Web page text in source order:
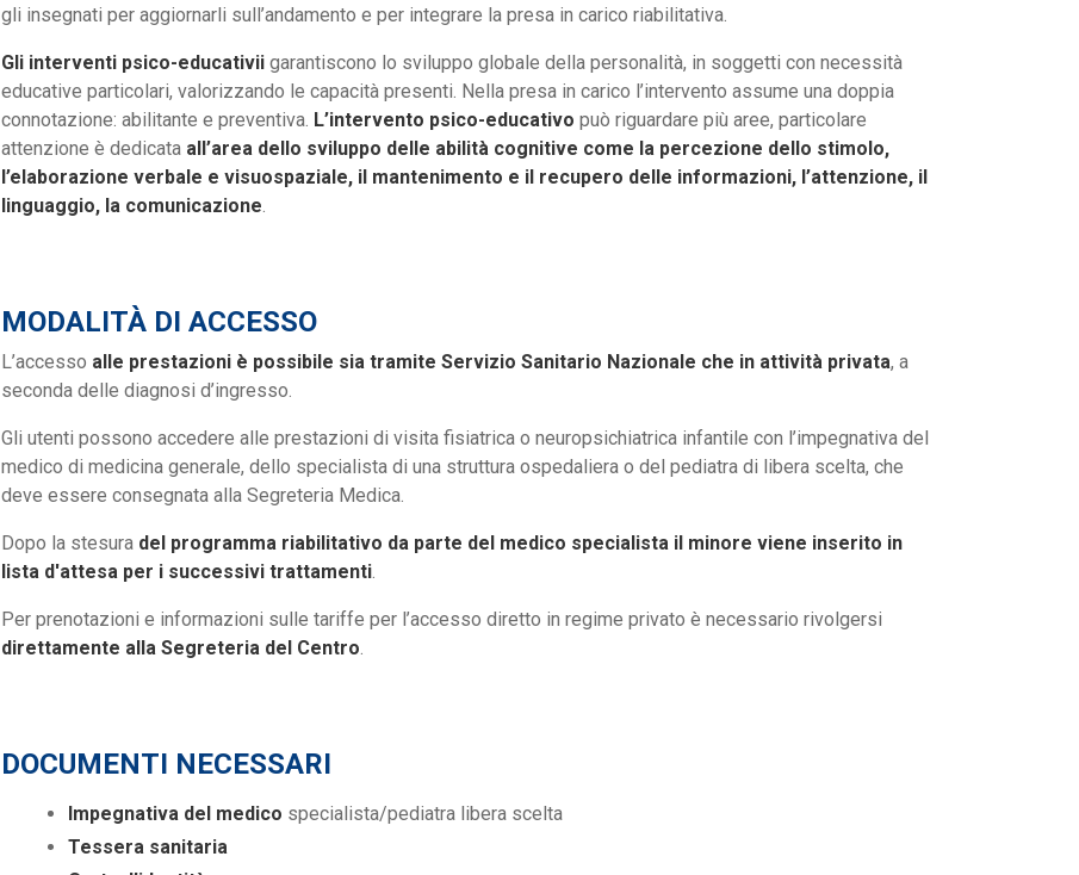
gli insegnati per aggiornarli sull’andamento e per integrare la presa in carico riabilitativa.
Gli interventi psico-educativii garantiscono lo sviluppo globale della personalità, in soggetti con necessità
educative particolari, valorizzando le capacità presenti. Nella presa in carico l’intervento assume una doppia
connotazione: abilitante e preventiva. L’intervento psico-educativo può riguardare più aree, particolare
attenzione è dedicata all’area dello sviluppo delle abilità cognitive come la percezione dello stimolo,
l’elaborazione verbale e visuospaziale, il mantenimento e il recupero delle informazioni, l’attenzione, il
linguaggio, la comunicazione.
MODALITÀ DI ACCESSO
L’accesso alle prestazioni è possibile sia tramite Servizio Sanitario Nazionale che in attività privata, a
seconda delle diagnosi d’ingresso.
Gli utenti possono accedere alle prestazioni di visita fisiatrica o neuropsichiatrica infantile con l’impegnativa del
medico di medicina generale, dello specialista di una struttura ospedaliera o del pediatra di libera scelta, che
deve essere consegnata alla Segreteria Medica.
Dopo la stesura del programma riabilitativo da parte del medico specialista il minore viene inserito in
lista d'attesa per i successivi trattamenti.
Per prenotazioni e informazioni sulle tariffe per l’accesso diretto in regime privato è necessario rivolgersi
direttamente alla Segreteria del Centro.
DOCUMENTI NECESSARI
Impegnativa del medico specialista/pediatra libera scelta
Tessera sanitaria